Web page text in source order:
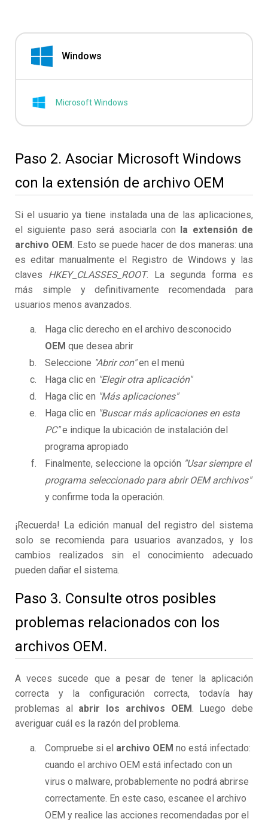
Windows
Microsoft Windows
Paso 2. Asociar Microsoft Windows
con la extensión de archivo OEM
Si el usuario ya tiene instalada una de las aplicaciones,
el siguiente paso será asociarla con la extensión de
archivo OEM. Esto se puede hacer de dos maneras: una
es editar manualmente el Registro de Windows y las
claves HKEY_CLASSES_ROOT. La segunda forma es
más simple y definitivamente recomendada para
usuarios menos avanzados.
Haga clic derecho en el archivo desconocido
OEM que desea abrir
Seleccione "Abrir con"en el menú
Haga clic en "Elegir otra aplicación"
Haga clic en "Más aplicaciones"
Haga clic en "Buscar más aplicaciones en esta
PC"e indique la ubicación de instalación del
programa apropiado
Finalmente, seleccione la opción "Usar siempre el
programa seleccionado para abrir OEM archivos"
y confirme toda la operación.
¡Recuerda! La edición manual del registro del sistema
solo se recomienda para usuarios avanzados, y los
cambios realizados sin el conocimiento adecuado
pueden dañar el sistema.
Paso 3. Consulte otros posibles
problemas relacionados con los
archivos OEM.
A veces sucede que a pesar de tener la aplicación
correcta y la configuración correcta, todavía hay
problemas al abrir los archivos OEM. Luego debe
averiguar cuál es la razón del problema.
Compruebe si el archivo OEM no está infectado:
cuando el archivo OEM está infectado con un
virus o malware, probablemente no podrá abrirse
correctamente. En este caso, escanee el archivo
OEM y realice las acciones recomendadas por el